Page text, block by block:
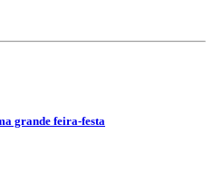
grande feira-festa